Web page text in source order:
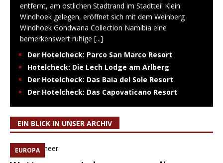
entfernt, am östlichen Stadtrand im Stadtteil Klein
Windhoek gelegen, eröffnet sich mit dem Weinberg
Windhoek Gondwana Collection Namibia eine
bemerkenswert ruhige [...]
Der Hotelcheck: Parco San Marco Resort
Hotelcheck: Die Lech Lodge am Arlberg
Der Hotelcheck: Das Baia del Sole Resort
Der Hotelcheck: Das Capovaticano Resort
EIN BLICK IN UNSER ARCHIV
EUROPA